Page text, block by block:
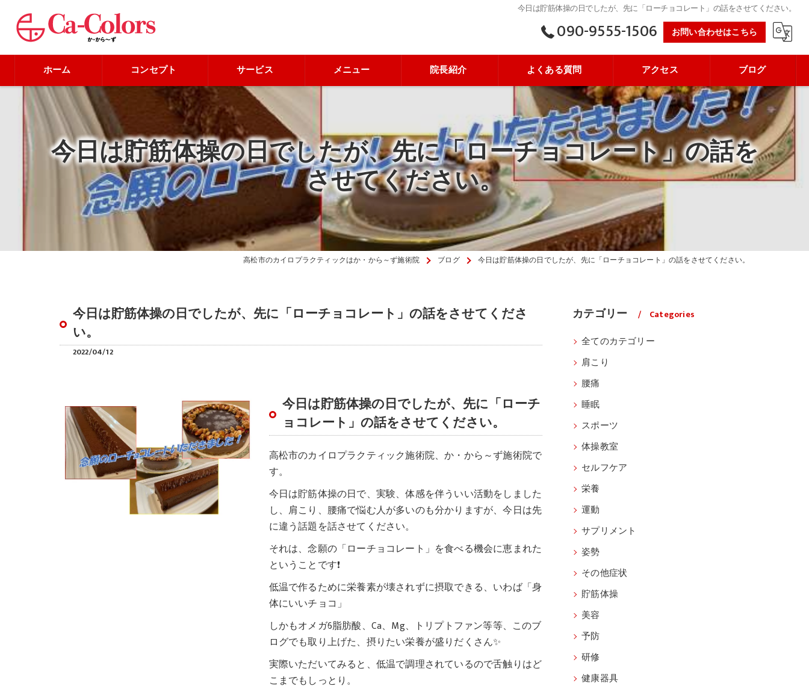
今日は貯筋体操の日でしたが、先に「ローチョコレート」の話をさせてください。
090-9555-1506 お問い合わせはこちら
ホーム コンセプト サービス メニュー 院長紹介 よくある質問 アクセス ブログ
今日は貯筋体操の日でしたが、先に「ローチョコレート」の話を
させてください。
高松市のカイロプラクティックはか・から～ず施術院 ブログ 今日は貯筋体操の日でしたが、先に「ローチョコレート」の話をさせてください。
今日は貯筋体操の日でしたが、先に「ローチョコレート」の話をさせてくださ
い。
2022/04/12
今日は貯筋体操の日でしたが、先に「ローチ
ョコレート」の話をさせてください。
高松市のカイロプラクティック施術院、か・から～ず施術院で
す。
今日は貯筋体操の日で、実験、体感を伴ういい活動をしました
し、肩こり、腰痛で悩む人が多いのも分かりますが、今日は先
に違う話題を話させてください。
それは、念願の「ローチョコレート」を食べる機会に恵まれた
ということです❗️
低温で作るために栄養素が壊されずに摂取できる、いわば「身
体にいいチョコ」
しかもオメガ6脂肪酸、Ca、Mg、トリプトファン等等、このブ
ログでも取り上げた、摂りたい栄養が盛りだくさん✨
実際いただいてみると、低温で調理されているので舌触りはど
こまでもしっとり。
カテゴリー Categories
全てのカテゴリー
肩こり
腰痛
睡眠
スポーツ
体操教室
セルフケア
栄養
運動
サプリメント
姿勢
その他症状
貯筋体操
美容
予防
研修
健康器具